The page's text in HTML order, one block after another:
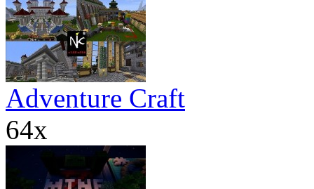
Adventure Craft
64x